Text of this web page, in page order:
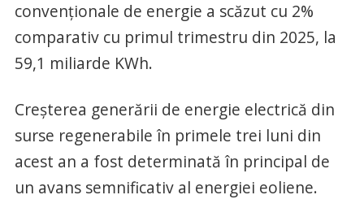
convenţionale de energie a scăzut cu 2%
comparativ cu primul trimestru din 2025, la
59,1 miliarde KWh.
Creşterea generării de energie electrică din
surse regenerabile în primele trei luni din
acest an a fost determinată în principal de
un avans semnificativ al energiei eoliene.